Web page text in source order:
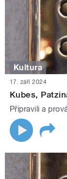
Kultura
17. září 2024
Kubes,
Připravili a